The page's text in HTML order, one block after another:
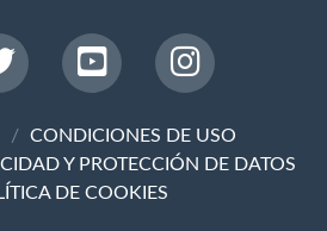
CONDICIONES DE USO
Y PROTECCIÓN DE DATOS
DE COOKIES